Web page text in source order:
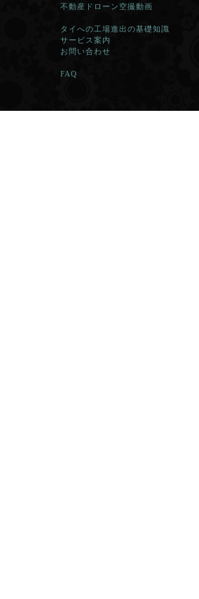
不動産ドローン空撮動画
タイへの工場進出の基礎知識
サービス案内
お問い合わせ
FAQ